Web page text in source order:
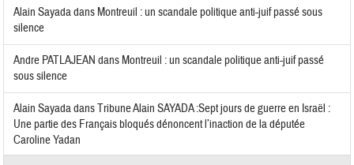
Alain Sayadadans Montreuil : un scandale politique anti-juif passé sous
silence
Andre PATLAJEAN dans Montreuil : un scandale politique anti-juif passé
sous silence
Alain SayadadansTribune Alain SAYADA :Sept jours de guerre en Israël :
Une partie des Français bloqués dénoncent l’inaction de la députée
Caroline Yadan